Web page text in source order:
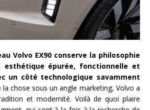
Volvo EX90 conserve la philosophie
esthétique épurée, fonctionnelle et
un côté technologique savamment
la chose sous un angle marketing, Volvo a
et modernité. Voilà de quoi plaire